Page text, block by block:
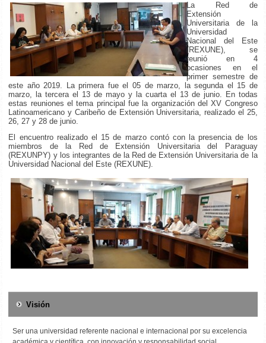
La Red de
Extensión
Universitaria de la
Universidad
Nacional del Este
(REXUNE), se
reunió en 4
ocasiones en el
primer semestre de
este año 2019. La primera fue el 05 de marzo, la segunda el 15 de
marzo, la tercera el 13 de mayo y la cuarta el 13 de junio. En todas
estas reuniones el tema principal fue la organización del XV Congreso
Latinoamericano y Caribeño de Extensión Universitaria, realizado el 25,
26, 27 y 28 de junio.
El encuentro realizado el 15 de marzo contó con la presencia de los
miembros de la Red de Extensión Universitaria del Paraguay
(REXUNPY) y los integrantes de la Red de Extensión Universitaria de la
Universidad Nacional del Este (REXUNE).
Visión
Ser una universidad referente nacional e internacional por su excelencia